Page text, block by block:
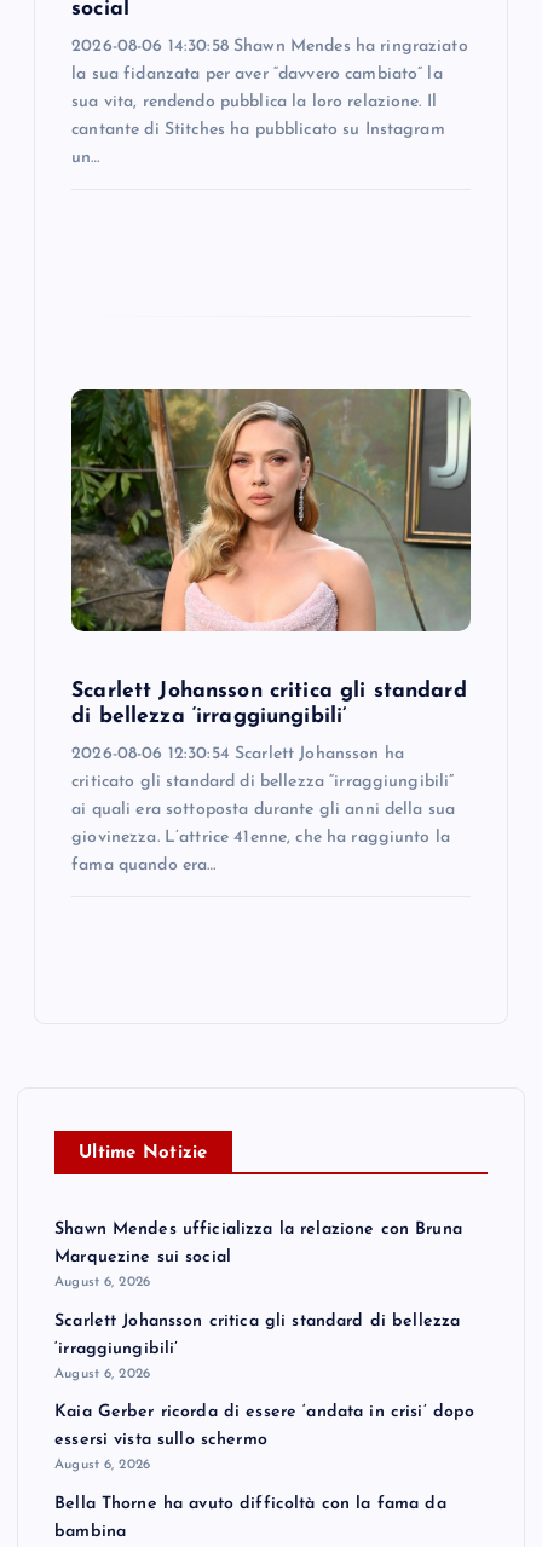
social
2026-08-06 14:30:58 Shawn Mendes ha ringraziato
la sua fidanzata per aver “davvero cambiato” la
sua vita, rendendo pubblica la loro relazione. Il
cantante di Stitches ha pubblicato su Instagram
un…
Scarlett Johansson critica gli standard
di bellezza ‘irraggiungibili’
2026-08-06 12:30:54 Scarlett Johansson ha
criticato gli standard di bellezza “irraggiungibili”
ai quali era sottoposta durante gli anni della sua
giovinezza. L’attrice 41enne, che ha raggiunto la
fama quando era…
Ultime Notizie
Shawn Mendes ufficializza la relazione con Bruna
Marquezine sui social
August 6, 2026
Scarlett Johansson critica gli standard di bellezza
‘irraggiungibili’
August 6, 2026
Kaia Gerber ricorda di essere ‘andata in crisi’ dopo
essersi vista sullo schermo
August 6, 2026
Bella Thorne ha avuto difficoltà con la fama da
bambina